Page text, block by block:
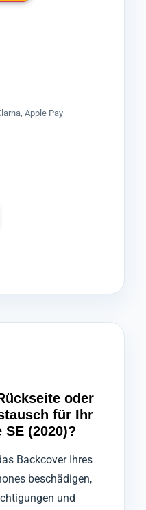
Apple Pay
oder
für Ihr
(2020)?
Backcover Ihres
beschädigen,
und